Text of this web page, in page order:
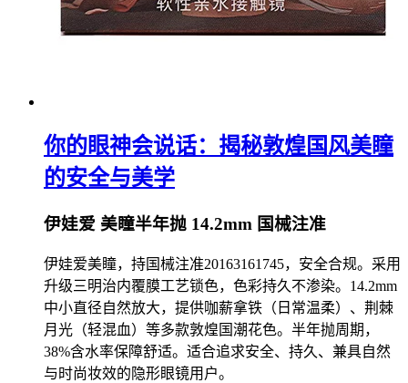
你的眼神会说话：揭秘敦煌国风美瞳
的安全与美学
伊娃爱 美瞳半年抛 14.2mm 国械注准
伊娃爱美瞳，持国械注准20163161745，安全合规。采用
升级三明治内覆膜工艺锁色，色彩持久不渗染。14.2mm
中小直径自然放大，提供咖薪拿铁（日常温柔）、荆棘
月光（轻混血）等多款敦煌国潮花色。半年抛周期，
38%含水率保障舒适。适合追求安全、持久、兼具自然
与时尚妆效的隐形眼镜用户。